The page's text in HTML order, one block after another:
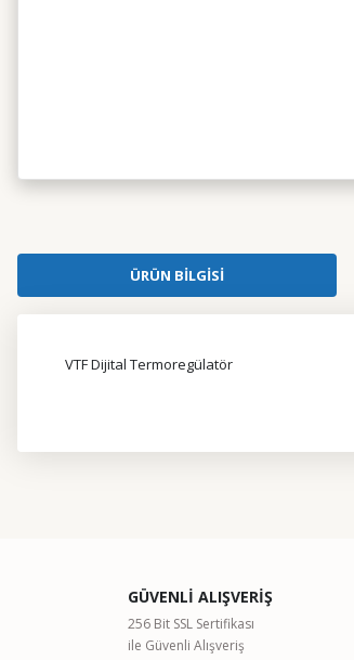
ÜRÜN BILGISI
VTF Dijital Termoregülatör
Ürün açıklamasında eksik bilgiler bulunuyor.
Ürün bilgilerinde hatalar bulunuyor.
GÜVENLİ ALIŞVERİŞ
256 Bit SSL Sertifikası
ile Güvenli Alışveriş